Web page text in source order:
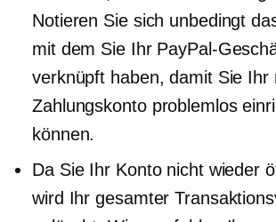
Notieren Sie sich unbedingt
mit dem Sie Ihr PayPal-
verknüpft haben, damit Sie Ihr
Zahlungskonto problemlos
können.
Da Sie Ihr Konto nicht wieder
wird Ihr gesamter